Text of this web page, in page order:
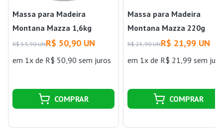
Massa para Madeira
Montana Mazza 1,6kg
Imbuia Montana
R$ 53,90 UNR$ 50,90 UN
em 1x de R$ 50,90 sem juros
COMPRAR
Massa para Madeira
Montana Mazza 220g
Branco Montana
R$ 25,90 UNR$ 21,99 UN
em 1x de R$ 21,99 sem
COMPRAR